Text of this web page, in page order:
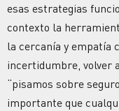
esas estrategias
contexto la
la cercanía y empatía
incertidumbre, volver
“pisamos sobre
importante que